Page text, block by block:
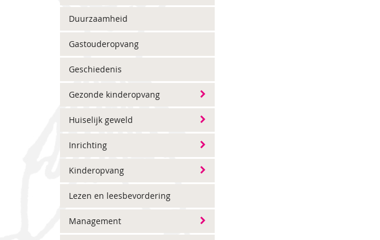
Duurzaamheid
Gastouderopvang
Geschiedenis
Gezonde kinderopvang
Huiselijk geweld
Inrichting
Kinderopvang
Lezen en leesbevordering
Management